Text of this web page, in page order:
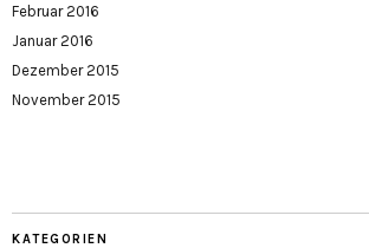
Februar 2016
Januar 2016
Dezember 2015
November 2015
KATEGORIEN